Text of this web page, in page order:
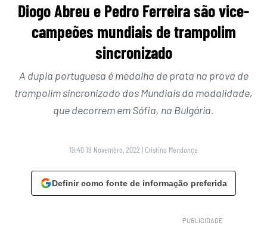
Diogo Abreu e Pedro Ferreira são vice-
campeões mundiais de trampolim
sincronizado
A dupla portuguesa é medalha de prata na prova de
trampolim sincronizado dos Mundiais da modalidade,
que decorrem em Sófia, na Bulgária.
19:40 19 Novembro, 2022 | Cristina Mendonça
Definir como fonte de informação preferida